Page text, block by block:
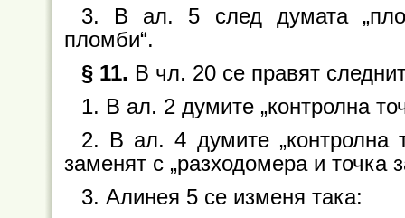
3. В ал. 5 след думата
пломби“.
§ 11. В чл. 20 се правят
1. В ал. 2 думите „контролна
2. В ал. 4 думите „контролна
заменят с „разходомера и точка
3. Алинея 5 се изменя така: